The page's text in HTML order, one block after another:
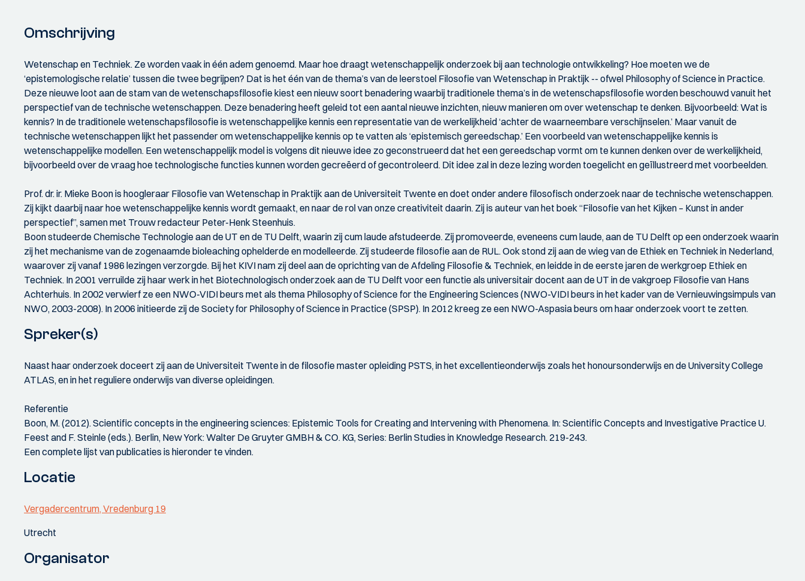
Omschrijving
Wetenschap en Techniek. Ze worden vaak in één adem genoemd. Maar hoe draagt wetenschappelijk onderzoek bij aan technologie ontwikkeling? Hoe moeten we de
‘epistemologische relatie’ tussen die twee begrijpen? Dat is het één van de thema’s van de leerstoel Filosofie van Wetenschap in Praktijk -- ofwel Philosophy of Science in Practice.
Deze nieuwe loot aan de stam van de wetenschapsfilosofie kiest een nieuw soort benadering waarbij traditionele thema’s in de wetenschapsfilosofie worden beschouwd vanuit het
perspectief van de technische wetenschappen. Deze benadering heeft geleid tot een aantal nieuwe inzichten, nieuw manieren om over wetenschap te denken. Bijvoorbeeld: Wat is
kennis? In de traditionele wetenschapsfilosofie is wetenschappelijke kennis een representatie van de werkelijkheid ‘achter de waarneembare verschijnselen.’ Maar vanuit de
technische wetenschappen lijkt het passender om wetenschappelijke kennis op te vatten als ‘epistemisch gereedschap.’ Een voorbeeld van wetenschappelijke kennis is
wetenschappelijke modellen. Een wetenschappelijk model is volgens dit nieuwe idee zo geconstrueerd dat het een gereedschap vormt om te kunnen denken over de werkelijkheid,
bijvoorbeeld over de vraag hoe technologische functies kunnen worden gecreëerd of gecontroleerd. Dit idee zal in deze lezing worden toegelicht en geïllustreerd met voorbeelden.
Prof. dr. ir. Mieke Boon is hoogleraar Filosofie van Wetenschap in Praktijk aan de Universiteit Twente en doet onder andere filosofisch onderzoek naar de technische wetenschappen.
Zij kijkt daarbij naar hoe wetenschappelijke kennis wordt gemaakt, en naar de rol van onze creativiteit daarin. Zij is auteur van het boek “Filosofie van het Kijken – Kunst in ander
perspectief”, samen met Trouw redacteur Peter-Henk Steenhuis.
Boon studeerde Chemische Technologie aan de UT en de TU Delft, waarin zij cum laude afstudeerde. Zij promoveerde, eveneens cum laude, aan de TU Delft op een onderzoek waarin
zij het mechanisme van de zogenaamde bioleaching ophelderde en modelleerde. Zij studeerde filosofie aan de RUL. Ook stond zij aan de wieg van de Ethiek en Techniek in Nederland,
waarover zij vanaf 1986 lezingen verzorgde. Bij het KIVI nam zij deel aan de oprichting van de Afdeling Filosofie & Techniek, en leidde in de eerste jaren de werkgroep Ethiek en
Techniek. In 2001 verruilde zij haar werk in het Biotechnologisch onderzoek aan de TU Delft voor een functie als universitair docent aan de UT in de vakgroep Filosofie van Hans
Achterhuis. In 2002 verwierf ze een NWO-VIDI beurs met als thema Philosophy of Science for the Engineering Sciences (NWO-VIDI beurs in het kader van de Vernieuwingsimpuls van
NWO, 2003-2008). In 2006 initieerde zij de Society for Philosophy of Science in Practice (SPSP). In 2012 kreeg ze een NWO-Aspasia beurs om haar onderzoek voort te zetten.
Spreker(s)
Naast haar onderzoek doceert zij aan de Universiteit Twente in de filosofie master opleiding PSTS, in het excellentieonderwijs zoals het honoursonderwijs en de University College
ATLAS, en in het reguliere onderwijs van diverse opleidingen.
Referentie
Boon, M. (2012). Scientific concepts in the engineering sciences: Epistemic Tools for Creating and Intervening with Phenomena. In: Scientific Concepts and Investigative Practice U.
Feest and F. Steinle (eds.). Berlin, New York: Walter De Gruyter GMBH & CO. KG, Series: Berlin Studies in Knowledge Research. 219-243.
Een complete lijst van publicaties is hieronder te vinden.
Locatie
Vergadercentrum, Vredenburg 19
Utrecht
Organisator